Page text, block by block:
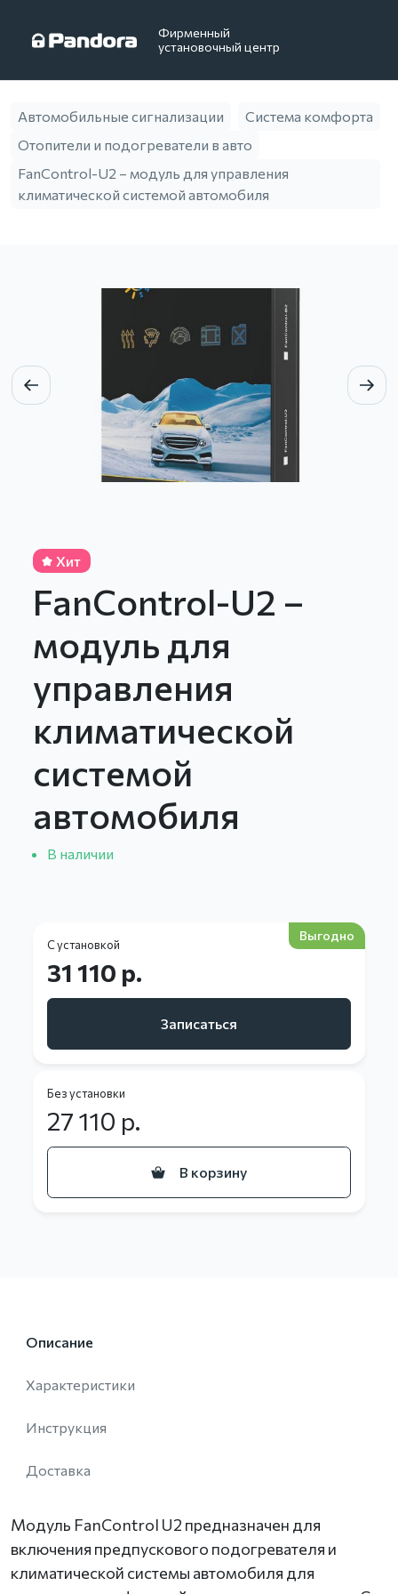
Фирменный
установочный центр
Автомобильные сигнализации
Система комфорта
Отопители и подогреватели в авто
FanControl-U2 – модуль для управления
климатической системой автомобиля
Хит
FanControl-U2 –
модуль для
управления
климатической
системой
автомобиля
В наличии
С установкой
Выгодно
31 110 р.
Записаться
Без установки
27 110 р.
В корзину
Описание
Характеристики
Инструкция
Доставка
Модуль FanControl U2 предназначен для
включения предпускового подогревателя и
климатической системы автомобиля для